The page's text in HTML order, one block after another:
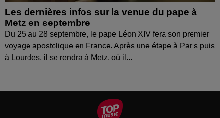
Les dernières infos sur la venue du pape à
Metz en septembre
Du 25 au 28 septembre, le pape Léon XIV fera son premier
voyage apostolique en France. Après une étape à Paris puis
à Lourdes, il se rendra à Metz, où il...